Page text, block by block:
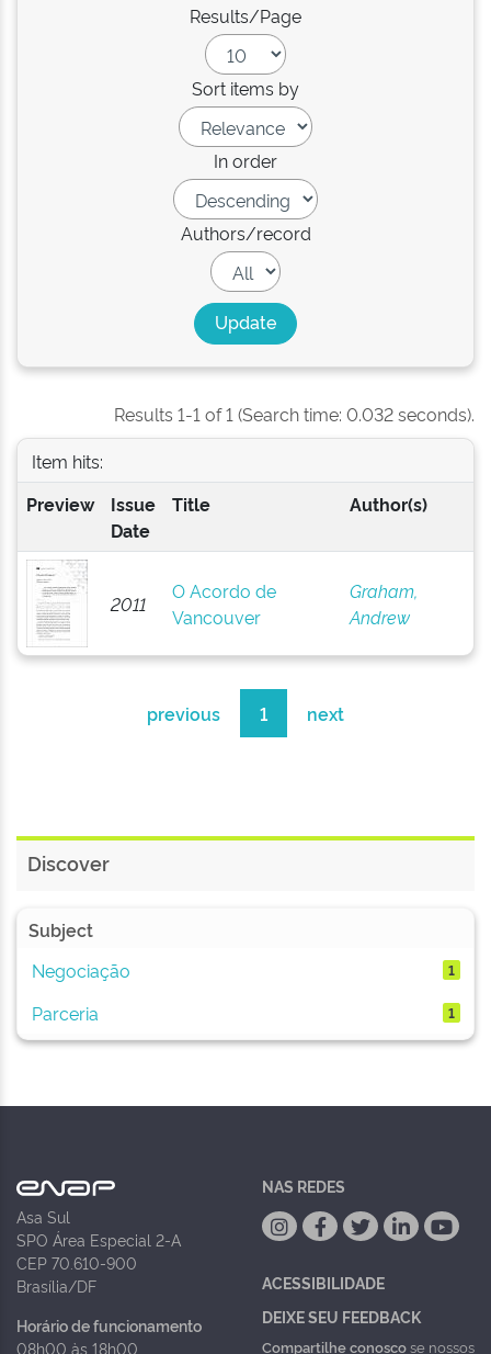
Results/Page
Sort items by
In order
Authors/record
Results 1-1 of 1 (Search time: 0.032 seconds).
Item hits:
Preview
Issue
Date
Title Author(s)
2011
O Acordo de
Vancouver
Graham,
Andrew
previous 1 next
Discover
Subject
Negociação
1
Parceria 1
Asa Sul
SPO Área Especial 2-A
CEP 70.610-900
Brasília/DF
Horário de funcionamento
08h00 às 18h00
NAS REDES
ACESSIBILIDADE
DEIXE SEU FEEDBACK
Compartilhe conoscose nossos